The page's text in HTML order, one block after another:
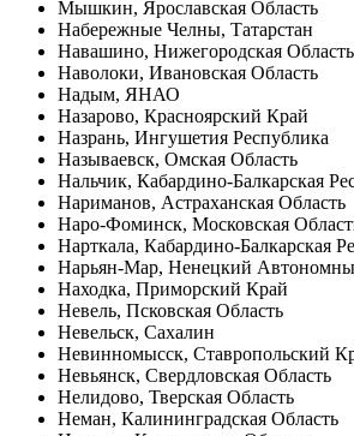
Мышкин, Ярославская Область
Набережные Челны, Татарстан
Навашино, Нижегородская Область
Наволоки, Ивановская Область
Надым, ЯНАО
Назарово, Красноярский Край
Назрань, Ингушетия Республика
Называевск, Омская Область
Нальчик, Кабардино-Балкарская
Нариманов, Астраханская Область
Наро-Фоминск, Московская
Нарткала, Кабардино-Балкарская
Нарьян-Мар, Ненецкий
Находка, Приморский Край
Невель, Псковская Область
Невельск, Сахалин
Невинномысск, Ставропольский
Невьянск, Свердловская Область
Нелидово, Тверская Область
Неман, Калининградская Область